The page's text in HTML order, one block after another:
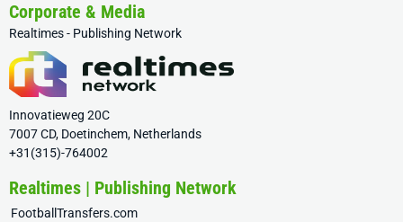
Corporate & Media
Realtimes - Publishing Network
Innovatieweg 20C
7007 CD, Doetinchem, Netherlands
+31(315)-764002
Realtimes | Publishing Network
FootballTransfers.com